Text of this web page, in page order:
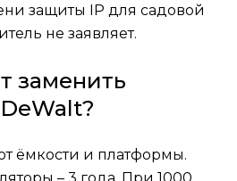
защиты IP для садовой
не заявляет.
заменить
ёмкости и платформы.